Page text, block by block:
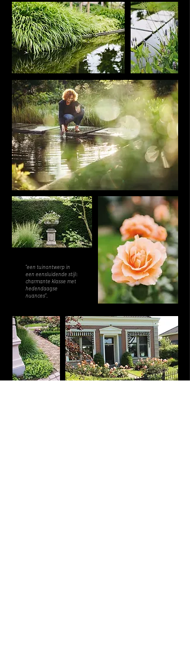
"een tuinontwerp in
een eensluidende stijl:
charmante klasse met
hedendaagse
nuances".